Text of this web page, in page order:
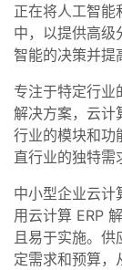
正在将人工智能
中，以提供高级
智能的决策并提
专注于特定行业
解决方案，云计
行业的模块和功
直行业的独特需
中小型企业云计
用云计算 ERP
且易于实施。
定需求和预算，